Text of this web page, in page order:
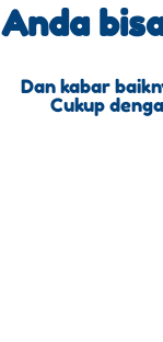
Anda
Dan kabar
Cukup